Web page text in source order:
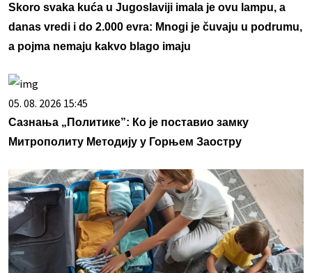
Skoro svaka kuća u Jugoslaviji imala je ovu lampu, a
danas vredi i do 2.000 evra: Mnogi je čuvaju u podrumu,
a pojma nemaju kakvo blago imaju
05. 08. 2026 15:45
Сазнања „Политике”: Ко је поставио замку
Митрополиту Методију у Горњем Заостру